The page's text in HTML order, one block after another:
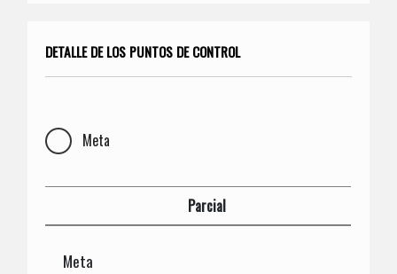
DETALLE DE LOS PUNTOS DE CONTROL
Meta
Parcial
Meta